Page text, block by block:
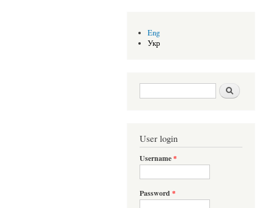
Eng
Укр
Search form Шукати
User login
Username*
Password *